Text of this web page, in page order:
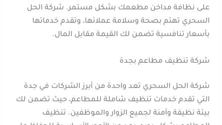
على نظافة مداخن مطعمك بشكل مستمر. شركة الحل
السحري تهتم بصحة وسلامة عملائها، وتقدم خدماتها
بأسعار تنافسية تضمن لك القيمة مقابل المال.
شركة تنظيف مطاعم بجدة
شركة الحل السحري تعد واحدة من أبرز الشركات في جدة
التي تقدم خدمات تنظيف شاملة للمطاعم، حيث تضمن لك
بيئة نظيفة وآمنة لجميع الزوار والموظفين. تنظيف